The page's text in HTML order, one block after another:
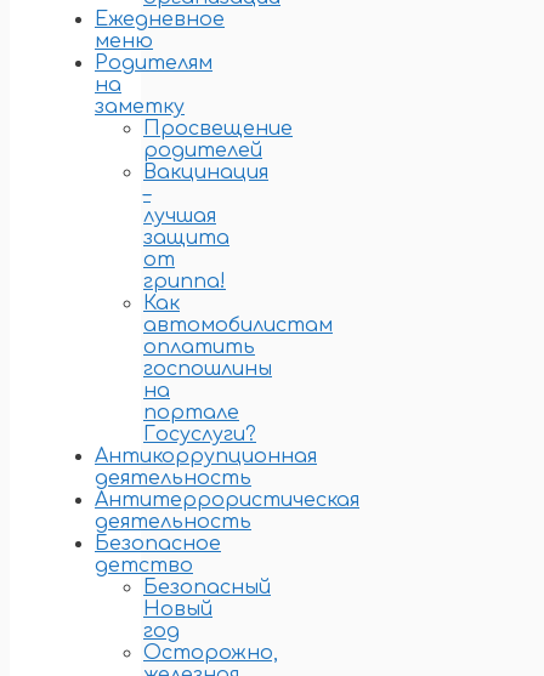
Ежедневное
меню
Родителям
на
заметку
Просвещение
родителей
Вакцинация
–
лучшая
защита
от
гриппа!
Как
автомобилистам
оплатить
госпошлины
на
портале
Госуслуги?
Антикоррупционная
деятельность
Антитеррористическая
деятельность
Безопасное
детство
Безопасный
Новый
год
Осторожно,